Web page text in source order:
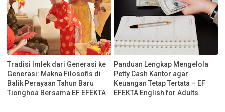
Tradisi Imlek dari Generasi ke
Generasi: Makna Filosofis di
Balik Perayaan Tahun Baru
Tionghoa Bersama EF EFEKTA
Panduan Lengkap Mengelola
Petty Cash Kantor agar
Keuangan Tetap Tertata – EF
EFEKTA English for Adults